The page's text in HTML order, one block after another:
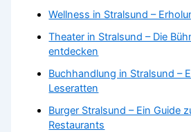
Wellness in Stralsund –
Theater in Stralsund – Die
entdecken
Buchhandlung in Stralsund –
Leseratten
Burger Stralsund – Ein Guide
Restaurants